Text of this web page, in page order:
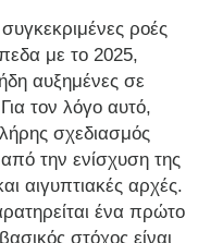
ροές
με το 2025,
αυξημένες σε
τον λόγο αυτό,
σχεδιασμός
από την ενίσχυση της
αιγυπτιακές αρχές.
ένα πρώτο
στόχος είναι